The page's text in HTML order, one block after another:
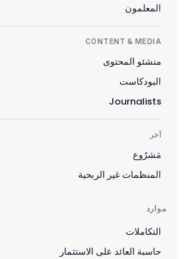
المعلمون
CONTENT & MEDIA
منشئو المحتوى
البودكاست
Journalists
آخر
مَشرُوع
المنظمات غير الربحية
موارد
التكاملات
حاسبة العائد على الاستثمار
Deutsch
日本語
Українська
Slovenščina
Svenska
Norsk bokmål